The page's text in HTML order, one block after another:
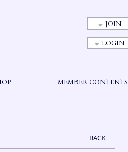
JOIN
LOGIN
MEMBER CONTENTS
BACK